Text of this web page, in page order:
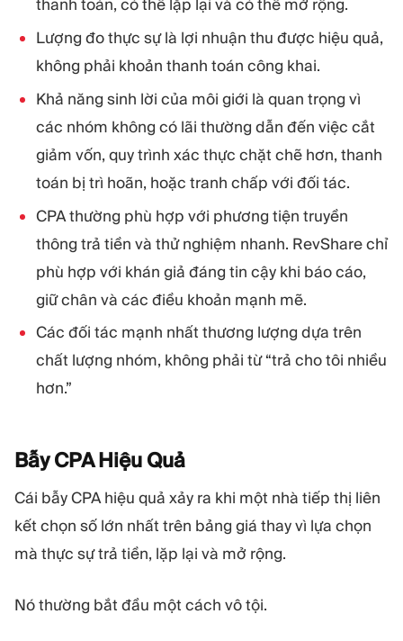
thanh toán, có thể lặp lại và có thể mở rộng.
Lượng đo thực sự là lợi nhuận thu được hiệu quả,
không phải khoản thanh toán công khai.
Khả năng sinh lời của môi giới là quan trọng vì
các nhóm không có lãi thường dẫn đến việc cắt
giảm vốn, quy trình xác thực chặt chẽ hơn, thanh
toán bị trì hoãn, hoặc tranh chấp với đối tác.
CPA thường phù hợp với phương tiện truyền
thông trả tiền và thử nghiệm nhanh. RevShare chỉ
phù hợp với khán giả đáng tin cậy khi báo cáo,
giữ chân và các điều khoản mạnh mẽ.
Các đối tác mạnh nhất thương lượng dựa trên
chất lượng nhóm, không phải từ “trả cho tôi nhiều
hơn.”
Bẫy CPA Hiệu Quả
Cái bẫy CPA hiệu quả xảy ra khi một nhà tiếp thị liên
kết chọn số lớn nhất trên bảng giá thay vì lựa chọn
mà thực sự trả tiền, lặp lại và mở rộng.
Nó thường bắt đầu một cách vô tội.